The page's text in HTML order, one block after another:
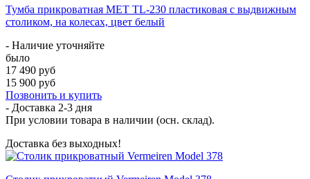
Тумба прикроватная МЕТ TL-230 пластиковая с выдвижным
столиком, на колесах, цвет белый
- Наличие уточняйте
было
17 490 руб
15 900 руб
Позвонить и купить
- Доставка 2-3 дня
При условии товара в наличии (осн. склад).
Доставка без выходных!